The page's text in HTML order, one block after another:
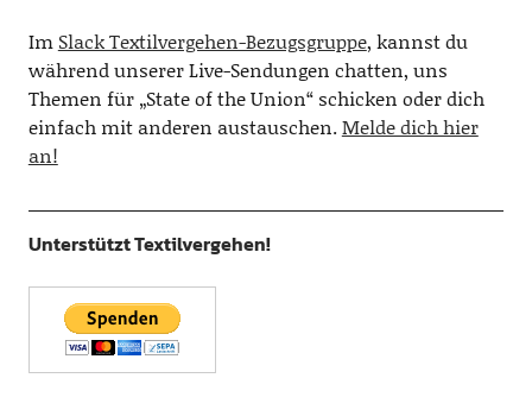
Im Slack Textilvergehen-Bezugsgruppe, kannst du
während unserer Live-Sendungen chatten, uns
Themen für „State of the Union“ schicken oder dich
einfach mit anderen austauschen.Melde dich hier
an!
Unterstützt Textilvergehen!